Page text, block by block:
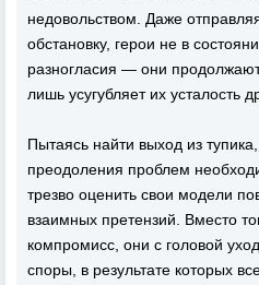
недовольством. Даже
обстановку, герои не в
разногласия — они
лишь усугубляет их усталость
Пытаясь найти выход из
преодоления проблем
трезво оценить свои модели
взаимных претензий. Вместо
компромисс, они с головой
споры, в результате которых